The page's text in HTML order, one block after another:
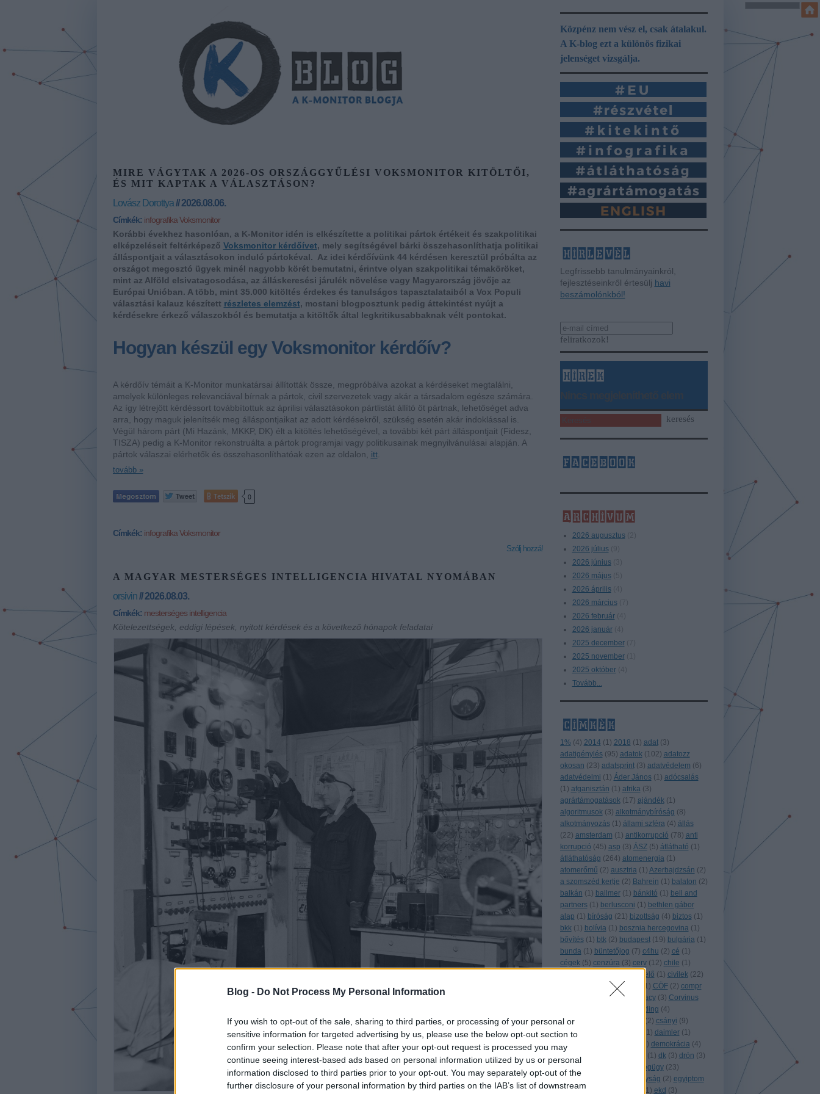
Blog - Do Not Process My Personal Information
If you wish to opt-out of the sale, sharing to third parties, or processing of your personal or
sensitive information for targeted advertising by us, please use the below opt-out section to
confirm your selection. Please note that after your opt-out request is processed you may
continue seeing interest-based ads based on personal information utilized by us or personal
information disclosed to third parties prior to your opt-out. You may separately opt-out of the
further disclosure of your personal information by third parties on the IAB’s list of downstream
Közpénz nem vész el, csak átalakul.
A K-blog ezt a különös fizikai
jelenséget vizsgálja.
hírlevél
Legfrissebb tanulmányainkról,
fejlesztéseinkről értesülj havi
beszámolónkból!
hírek
facebook
archívum
2026 augusztus
2026 július
2026 június
2026 május
2026 április
2026 március
2026 február
2026 január
2025 december
2025 november
2025 október
Tovább...
címkék
1% (4) 2014 (1) 2018 (1) adat (3)
adatigénylés (95) adatok (102) adatozz
okosan (23) adatsprint (3) adatvédelem (6)
adatvédelmi (1) Áder János (1) adócsalás
(1) afganisztán (1) afrika (3)
agrártámogatások (17) ajándék (1)
algoritmusok (3) alkotmánybíróság ( 8)
alkotmányozás (1) állami szféra (4) állás
(22) amsterdam (1) antikorrupció (78) anti
korrupció (45) asp (3) ÁSZ (5) átlátható (1)
átláthatóság (264) atomenergia (1)
atomerőmű (2) ausztria (1) Azerbajdzsán (2)
a szomszéd kertje (2) Bahrein (1) balaton (2)
balkán (1) ballmer (1) bánkitó (1) bell and
partners (1) berlusconi (1) bethlen gábor
alap (1) bíróság (21) bizottság (4) biztos (1)
bkk (1) bolívia (1) bosznia hercegovina (1)
bővítés (1) btk (2) budapest (19) bulgária (1)
bunda (1) büntetőjog (7) c4hu (2) cé (1)
cégek (5) cenzúra (3) cerv (12) chile (1)
ciklusértékelő (1) civilek (22)
civil kapocs 1) CÖF (2) compr
conspiracy for democracy (3) Corvinus
crowdfunding (4)
crowdsourcing
(2) csányi (9)
csatorna
1) daimler (1)
databoom
) demokrácia (4)
digitális jogok
(1) dk (3) drón (3)
egészségügy (23)
egyesült királyság (2) egyiptom
(1) együtt 1) ekd (3)
MIRE VÁGYTAK A 2026-OS ORSZÁGGYŰLÉSI VOKSMONITOR KITÖLTŐI,
ÉS MIT KAPTAK A VÁLASZTÁSON?
Lovász Dorottya// 2026.08.06.
Címkék: infografika Voksmonitor
Korábbi évekhez hasonlóan, a K-Monitor idén is elkészítette a politikai pártok értékeit és szakpolitikai
elképzeléseit feltérképező Voksmonitor kérdőívet, mely segítségével bárki összehasonlíthatja politikai
álláspontjait a választásokon induló pártokéval. Az idei kérdőívünk 44 kérdésen keresztül próbálta az
országot megosztó ügyek minél nagyobb körét bemutatni, érintve olyan szakpolitikai témaköröket,
mint az Alföld elsivatagosodása, az álláskeresési járulék növelése vagy Magyarország jövője az
Európai Unióban. A több, mint 35.000 kitöltés érdekes és tanulságos tapasztalataiból a Vox Populi
választási kalauz készített részletes elemzést, mostani blogposztunk pedig áttekintést nyújt a
kérdésekre érkező válaszokból és bemutatja a kitöltők által legkritikusabbaknak vélt pontokat.
Hogyan készül egy Voksmonitor kérdőív?
A kérdőív témáit a K-Monitor munkatársai állították össze, megpróbálva azokat a kérdéseket megtalálni,
amelyek különleges relevanciával bírnak a pártok, civil szervezetek vagy akár a társadalom egésze számára.
Az így létrejött kérdéssort továbbítottuk az áprilisi választásokon pártlistát állító öt pártnak, lehetőséget adva
arra, hogy maguk jelenítsék meg álláspontjaikat az adott kérdésekről, szükség esetén akár indoklással is.
Végül három párt (Mi Hazánk, MKKP, DK) élt a kitöltés lehetőségével, a további két párt álláspontjait (Fidesz,
TISZA) pedig a K-Monitor rekonstruálta a pártok programjai vagy politikusainak megnyilvánulásai alapján. A
pártok válaszai elérhetők és összehasonlíthatóak ezen az oldalon, itt.
tovább »
Tetszik 0
Címkék: infografika Voksmonitor
Szólj hozzá!
A MAGYAR MESTERSÉGES INTELLIGENCIA HIVATAL NYOMÁBAN
orsivin// 2026.08.03.
Címkék: mesterséges intelligencia
Kötelezettségek, eddigi lépések, nyitott kérdések és a következő hónapok feladatai